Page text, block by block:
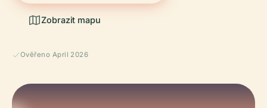
Zobrazit mapu
Ověřeno April 2026